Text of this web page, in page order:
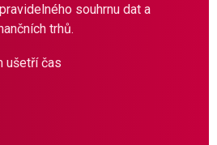
souhrnu dat a
trhů.
ušetří čas